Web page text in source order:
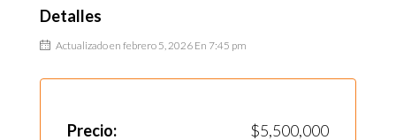
Detalles
Actualizado en febrero 5, 2026 En 7:45 pm
Precio: $5,500,000